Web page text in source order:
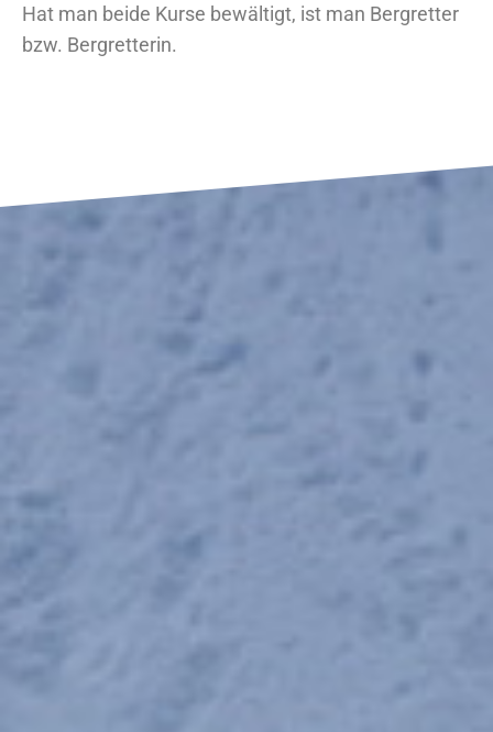
Hat man beide Kurse bewältigt, ist man Bergretter
bzw. Bergretterin.